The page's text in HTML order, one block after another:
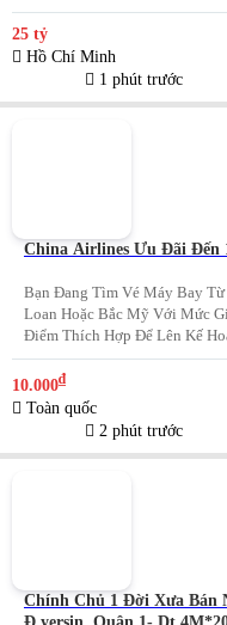
Btct - Sân Thượng - 5Pn. + Sổ
Công Chuẩn. + Chủ Chào: 25T.
25 tỷ
Hồ Chí Minh
1 phút trước
China Airlines Ưu Đãi Đến
Bạn Đang Tìm Vé Máy Bay
Loan Hoặc Bắc Mỹ Với Mức
Điểm Thích Hợp Để Lên Kế
Năm Và Đầu Năm 2027.
Giá Vé Từ Đà Nẵng Cho Nhiều
10.000₫
Toàn quốc
2 phút trước
Chính Chủ 1 Đời Xưa Bán